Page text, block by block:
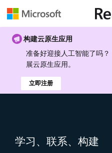
构建云原生应用
准备好迎接人工智能了吗
展云原生应用。
立即注册
学习、联系、构建